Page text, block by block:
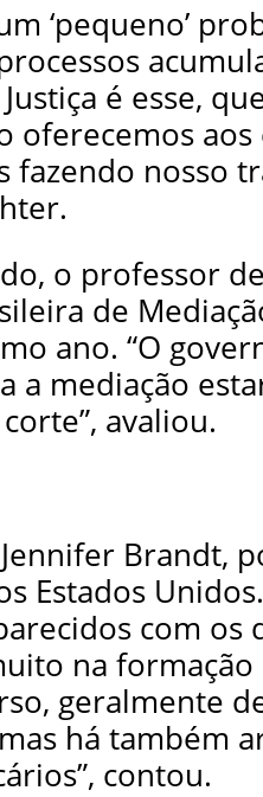
‘pequeno’
é esse,
oferecemos
fazendo nosso
o professor
de
ano. “O
a mediação
avaliou.
Brandt,
Estados
com os
na
geralmente
há também
contou.